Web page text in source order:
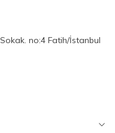
no:4 Fatih/İstanbul